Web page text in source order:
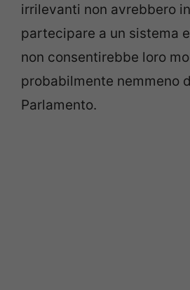
irrilevanti non avrebbero
partecipare a un sistema
non consentirebbe loro
probabilmente nemmeno
Parlamento.